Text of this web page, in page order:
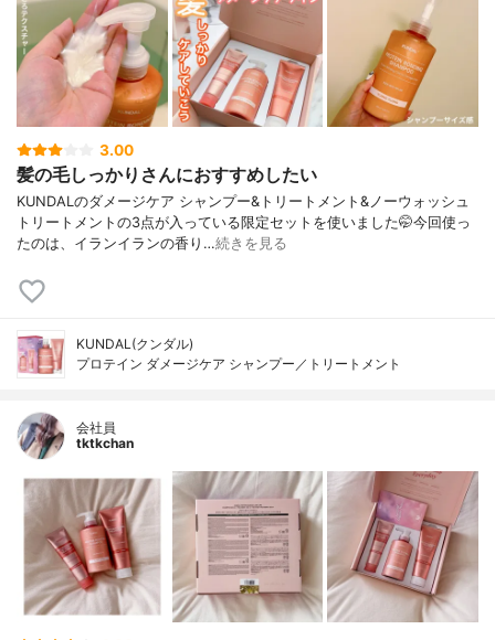
3.00
髪の毛しっかりさんにおすすめしたい
KUNDALのダメージケア シャンプー&トリートメント&ノーウォッシュ
トリートメントの3点が入っている限定セットを使いました🤭今回使っ
たのは、イランイランの香り…続きを見る
KUNDAL(クンダル)
プロテイン ダメージケア シャンプー／トリートメント
会社員
tktkchan